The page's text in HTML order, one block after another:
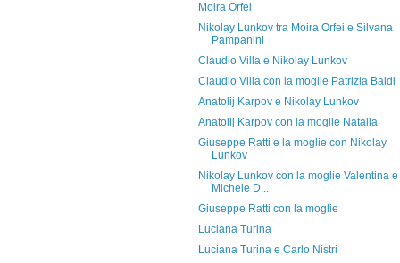
Moira Orfei
Nikolay Lunkov tra Moira Orfei e Silvana
Pampanini
Claudio Villa e Nikolay Lunkov
Claudio Villa con la moglie Patrizia Baldi
Anatolij Karpov e Nikolay Lunkov
Anatolij Karpov con la moglie Natalia
Giuseppe Ratti e la moglie con Nikolay
Lunkov
Nikolay Lunkov con la moglie Valentina e
Michele D...
Giuseppe Ratti con la moglie
Luciana Turina
Luciana Turina e Carlo Nistri